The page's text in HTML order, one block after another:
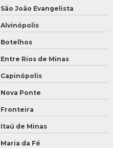
São João Evangelista
Alvinópolis
Botelhos
Entre Rios de Minas
Capinópolis
Nova Ponte
Fronteira
Itaú de Minas
Maria da Fé